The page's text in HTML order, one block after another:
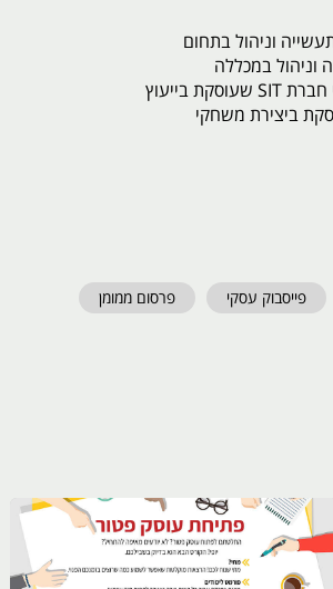
וניהול בתחום
במכללה
האקדמית להנדסה בירושלים. בנוסף רוני הוא גם ממקימי חברת SIT שעוסקת בייעוץ
ביצירת משחקי
פייסבוק עסקי
פרסום ממומן